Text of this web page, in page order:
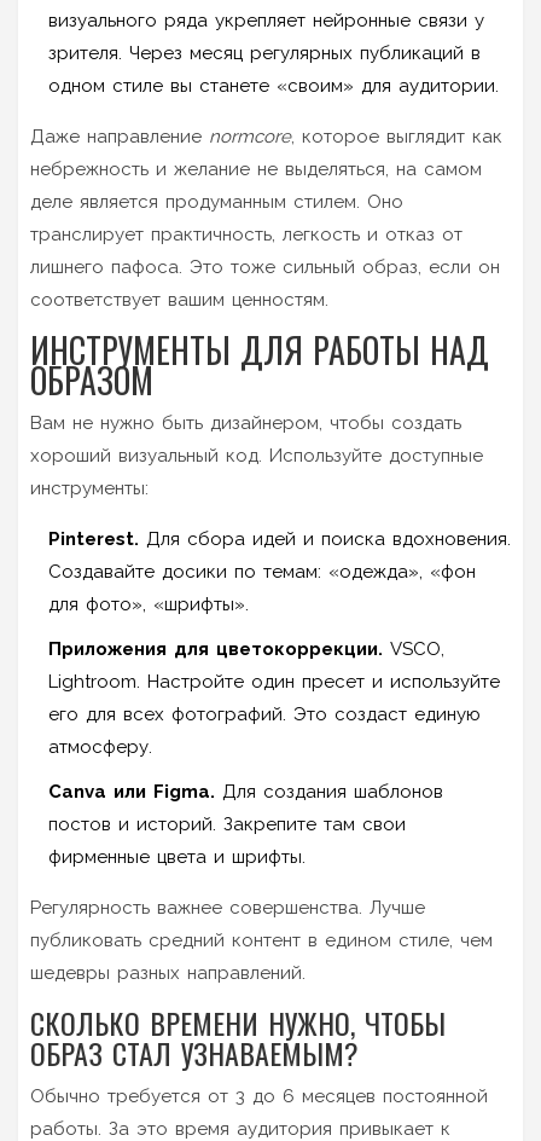
визуального ряда укрепляет нейронные связи у
зрителя. Через месяц регулярных публикаций в
одном стиле вы станете «своим» для аудитории.
Даже направление normcore, которое выглядит как
небрежность и желание не выделяться, на самом
деле является продуманным стилем. Оно
транслирует практичность, легкость и отказ от
лишнего пафоса. Это тоже сильный образ, если он
соответствует вашим ценностям.
ИНСТРУМЕНТЫ ДЛЯ РАБОТЫ НАД
ОБРАЗОМ
Вам не нужно быть дизайнером, чтобы создать
хороший визуальный код. Используйте доступные
инструменты:
Pinterest. Для сбора идей и поиска вдохновения.
Создавайте досики по темам: «одежда», «фон
для фото», «шрифты».
Приложения для цветокоррекции. VSCO,
Lightroom. Настройте один пресет и используйте
его для всех фотографий. Это создаст единую
атмосферу.
Canva или Figma. Для создания шаблонов
постов и историй. Закрепите там свои
фирменные цвета и шрифты.
Регулярность важнее совершенства. Лучше
публиковать средний контент в едином стиле, чем
шедевры разных направлений.
СКОЛЬКО ВРЕМЕНИ НУЖНО, ЧТОБЫ
ОБРАЗ СТАЛ УЗНАВАЕМЫМ?
Обычно требуется от 3 до 6 месяцев постоянной
работы. За это время аудитория привыкает к